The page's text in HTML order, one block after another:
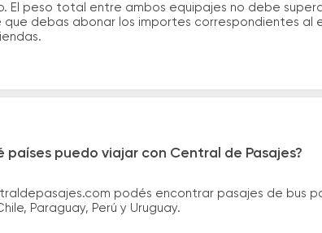
El peso total entre ambos equipajes no debe
que debas abonar los importes correspondientes al
países puedo viajar con Central de Pasajes?
podés encontrar pasajes de bus
Paraguay, Perú y Uruguay.